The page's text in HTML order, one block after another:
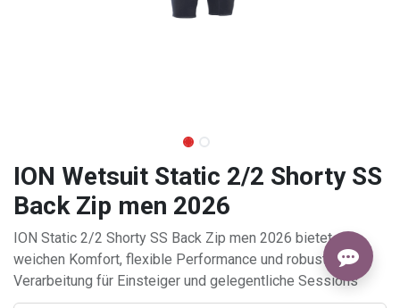
ION Wetsuit Static 2/2 Shorty SS
Back Zip men 2026
ION Static 2/2 Shorty SS Back Zip men 2026 bietet
weichen Komfort, flexible Performance und robuste
Verarbeitung für Einsteiger und gelegentliche Sessions